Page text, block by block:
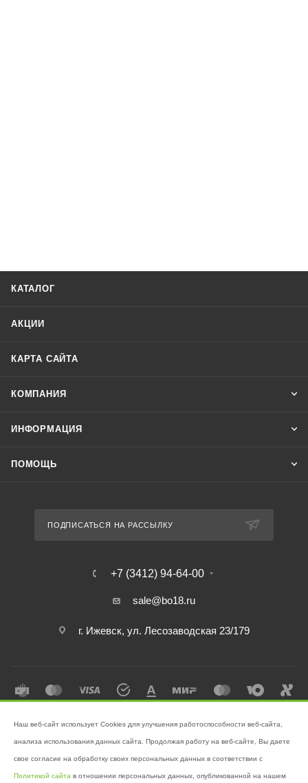
КАТАЛОГ
АКЦИИ
КАРТА САЙТА
КОМПАНИЯ
ИНФОРМАЦИЯ
ПОМОЩЬ
ПОДПИСАТЬСЯ НА РАССЫЛКУ
+7 (3412) 94-64-00
sale@bo18.ru
г. Ижевск, ул. Лесозаводская 23/179
поддержании чистоты!
Наш веб-сайт использует Cookies для улучшения работоспособности веб-сайта,
анализа использования данных сайта. Продолжая работу на веб-сайте, Вы даете
свое согласие на обработку своих персональных данных в соответствии с
Политикой сайта в отношении персональных данных, опубликованной на нашем